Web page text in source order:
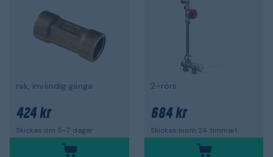
rak, invändig gänga
424 kr
Skickas om 5-7 dagar
2-rörs
684 kr
Skickas inom 24 timmar!